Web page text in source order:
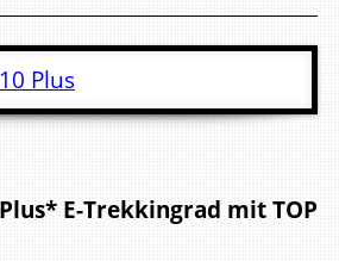
E-Trekkingrad mit TOP